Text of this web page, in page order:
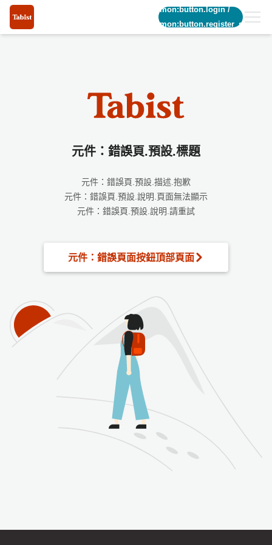
common:button.login/
common:button.register_short
元件：錯誤頁.預設.標題
元件：錯誤頁.預設.描述.抱歉
元件：錯誤頁.預設.說明.頁面無法顯示
元件：錯誤頁.預設.說明.請重試
元件：錯誤頁面按鈕頂部頁面